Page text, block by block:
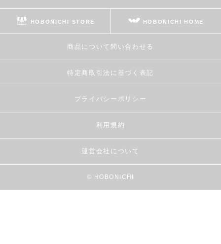
HOBONICHI STORE HOBONICHI HOME
商品について問い合わせる
特定商取引法に基づく表記
プライバシーポリシー
利用規約
運営会社について
© HOBONICHI